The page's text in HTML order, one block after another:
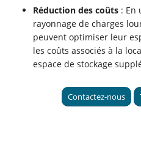
Réduction des coûts : En
rayonnage de charges
peuvent optimiser leur
les coûts associés à la
espace de stockage
Contactez-nous